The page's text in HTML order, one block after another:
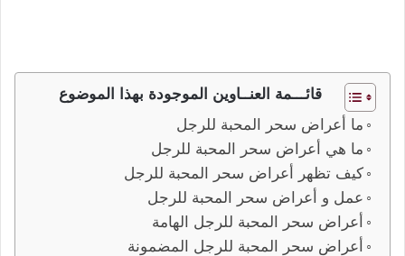
قائـــمة العنــاوين الموجودة بهذا الموضوع
ما أعراض سحر المحبة للرجل
ما هي أعراض سحر المحبة للرجل
كيف تظهر أعراض سحر المحبة للرجل
عمل و أعراض سحر المحبة للرجل
أعراض سحر المحبة للرجل الهامة
أعراض سحر المحبة للرجل المضمونة